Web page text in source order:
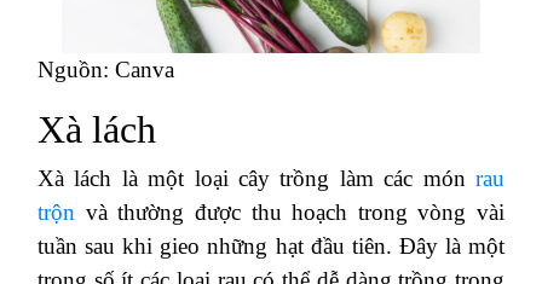
Nguồn: Canva
Xà lách
Xà lách là một loại cây trồng làm các món rau
trộn và thường được thu hoạch trong vòng vài
tuần sau khi gieo những hạt đầu tiên. Đây là một